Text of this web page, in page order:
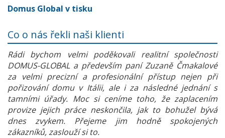
Domus Global v tisku
Co o nás řekli naši klienti
Rádi bychom velmi poděkovali realitní společnosti
DOMUS-GLOBAL a především paní Zuzaně Čmakalové
za velmi precizní a profesionální přístup nejen při
pořizování domu v Itálii, ale i za následné jednání s
tamními úřady. Moc si ceníme toho, že zaplacením
provize jejich práce neskončila, jak to bohužel bývá
dnes zvykem. Přejeme jim hodně spokojených
zákazníků, zaslouží si to.